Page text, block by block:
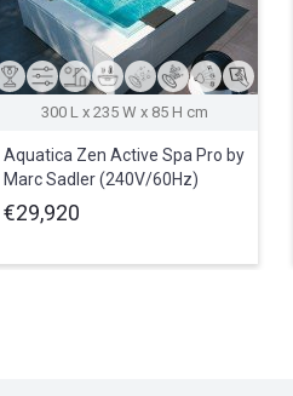
300 L x 235 W x 85 H cm
Aquatica Zen Active Spa Pro by
Marc Sadler (240V/60Hz)
€29,920